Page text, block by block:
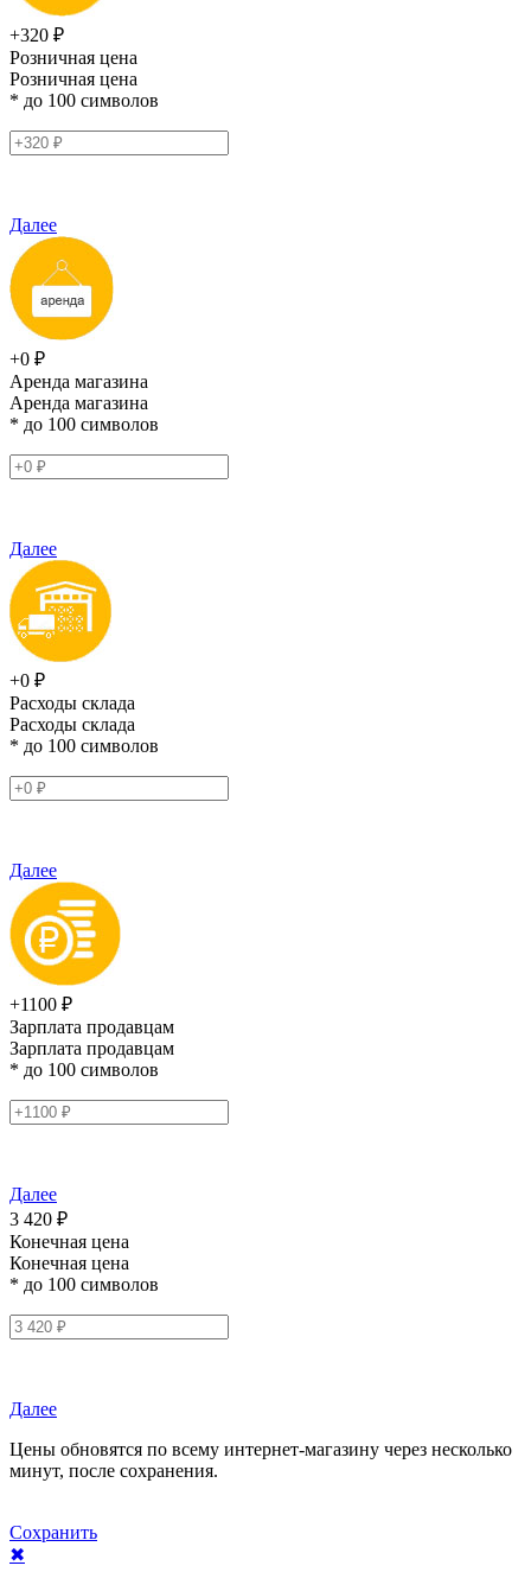
+320 ₽
Розничная цена
Розничная цена
* до 100 символов
Далее
+0 ₽
Аренда магазина
Аренда магазина
* до 100 символов
Далее
+0 ₽
Расходы склада
Расходы склада
* до 100 символов
Далее
+1100 ₽
Зарплата продавцам
Зарплата продавцам
* до 100 символов
Далее
3 420 ₽
Конечная цена
Конечная цена
* до 100 символов
Далее
Цены обновятся по всему интернет-магазину через несколько
минут, после сохранения.
Сохранить
✖